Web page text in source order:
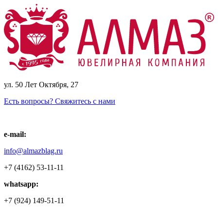
ул. 50 Лет Октября, 27
Есть вопросы? Свяжитесь с нами
e-mail:
info@almazblag.ru
+7 (4162) 53-11-11
whatsapp:
+7 (924) 149-51-11